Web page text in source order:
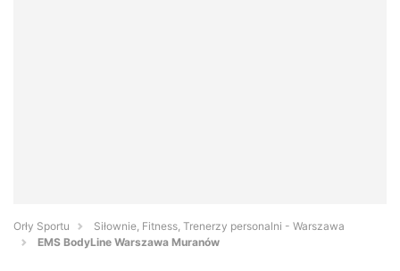
Orły Sportu
Siłownie, Fitness, Trenerzy personalni - Warszawa
EMS BodyLine Warszawa Muranów